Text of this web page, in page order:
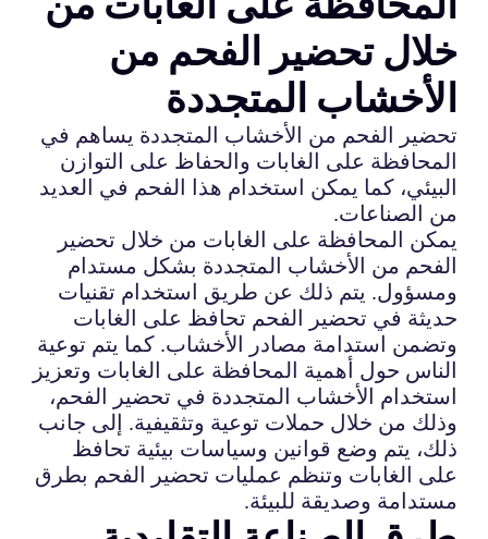
خلال تحضير الفحم من
الأخشاب المتجددة
تحضير الفحم من الأخشاب المتجددة يساهم في
المحافظة على الغابات والحفاظ على التوازن
البيئي، كما يمكن استخدام هذا الفحم في العديد
من الصناعات.
يمكن المحافظة على الغابات من خلال تحضير
الفحم من الأخشاب المتجددة بشكل مستدام
ومسؤول. يتم ذلك عن طريق استخدام تقنيات
حديثة في تحضير الفحم تحافظ على الغابات
وتضمن استدامة مصادر الأخشاب. كما يتم توعية
الناس حول أهمية المحافظة على الغابات وتعزيز
استخدام الأخشاب المتجددة في تحضير الفحم،
وذلك من خلال حملات توعية وتثقيفية. إلى جانب
ذلك، يتم وضع قوانين وسياسات بيئية تحافظ
على الغابات وتنظم عمليات تحضير الفحم بطرق
مستدامة وصديقة للبيئة.